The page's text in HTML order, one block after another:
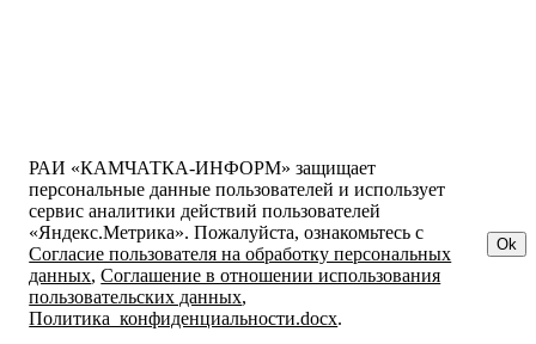
РАИ «КАМЧАТКА-ИНФОРМ» защищает
персональные данные пользователей и использует
сервис аналитики действий пользователей
«Яндекс.Метрика». Пожалуйста, ознакомьтесь с
Согласие пользователя на обработку персональных
данных,Соглашение в отношении использования
пользовательских данных,
Политика_конфиденциальности.docx.
Ok